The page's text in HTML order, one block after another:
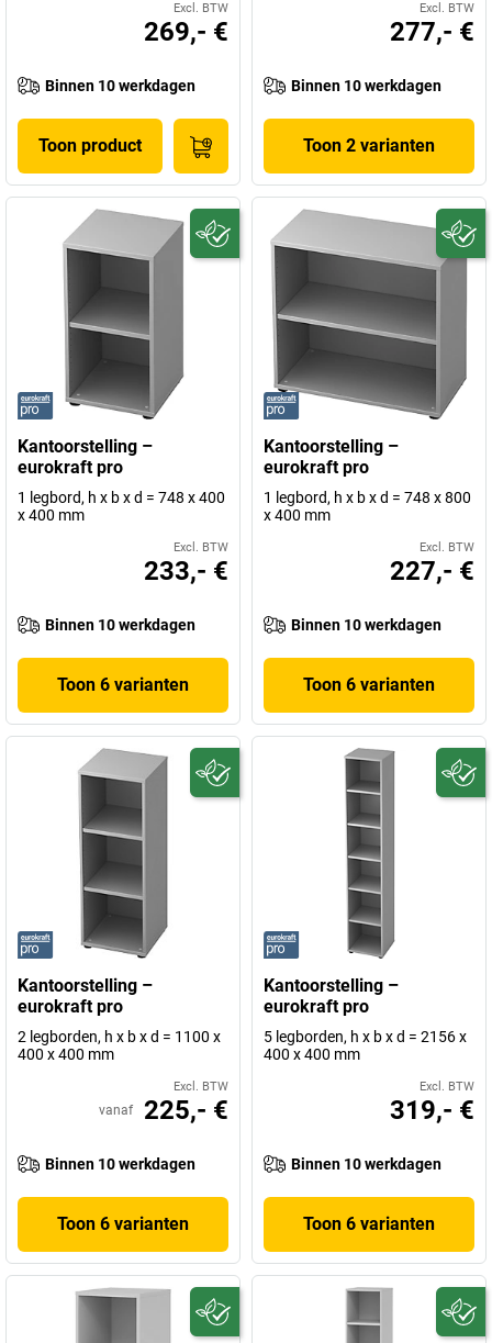
Excl. BTW
269,- €
Binnen 10 werkdagen
Toon product
Excl. BTW
277,- €
Binnen 10 werkdagen
Toon 2 varianten
Kantoorstelling –
eurokraft pro
1 legbord, h x b x d = 748 x 400
x 400 mm
Excl. BTW
233,- €
Binnen 10 werkdagen
Toon 6 varianten
Kantoorstelling –
eurokraft pro
1 legbord, h x b x d = 748 x 800
x 400 mm
Excl. BTW
227,- €
Binnen 10 werkdagen
Toon 6 varianten
Kantoorstelling –
eurokraft pro
2 legborden, h x b x d = 1100 x
400 x 400 mm
Excl. BTW
vanaf 225,- €
Binnen 10 werkdagen
Toon 6 varianten
Kantoorstelling –
eurokraft pro
5 legborden, h x b x d = 2156 x
400 x 400 mm
Excl. BTW
319,- €
Binnen 10 werkdagen
Toon 6 varianten